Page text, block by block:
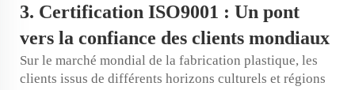
3. Certification ISO9001 : Un pont
vers la confiance des clients mondiaux
Sur le marché mondial de la fabrication plastique, les
clients issus de différents horizons culturels et régions